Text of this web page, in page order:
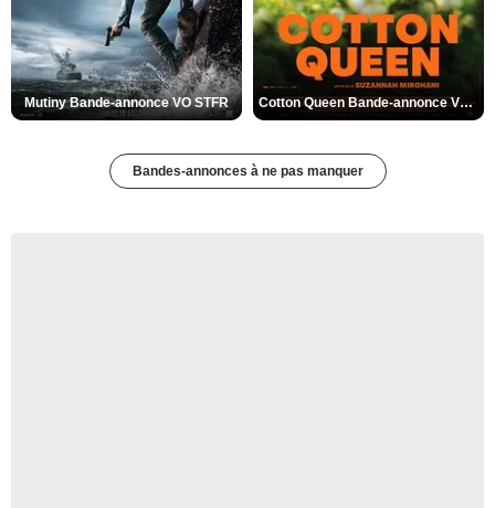
Mutiny Bande-annonce VO STFR Cotton Queen Bande-annonce VO STFR
Bandes-annonces à ne pas manquer